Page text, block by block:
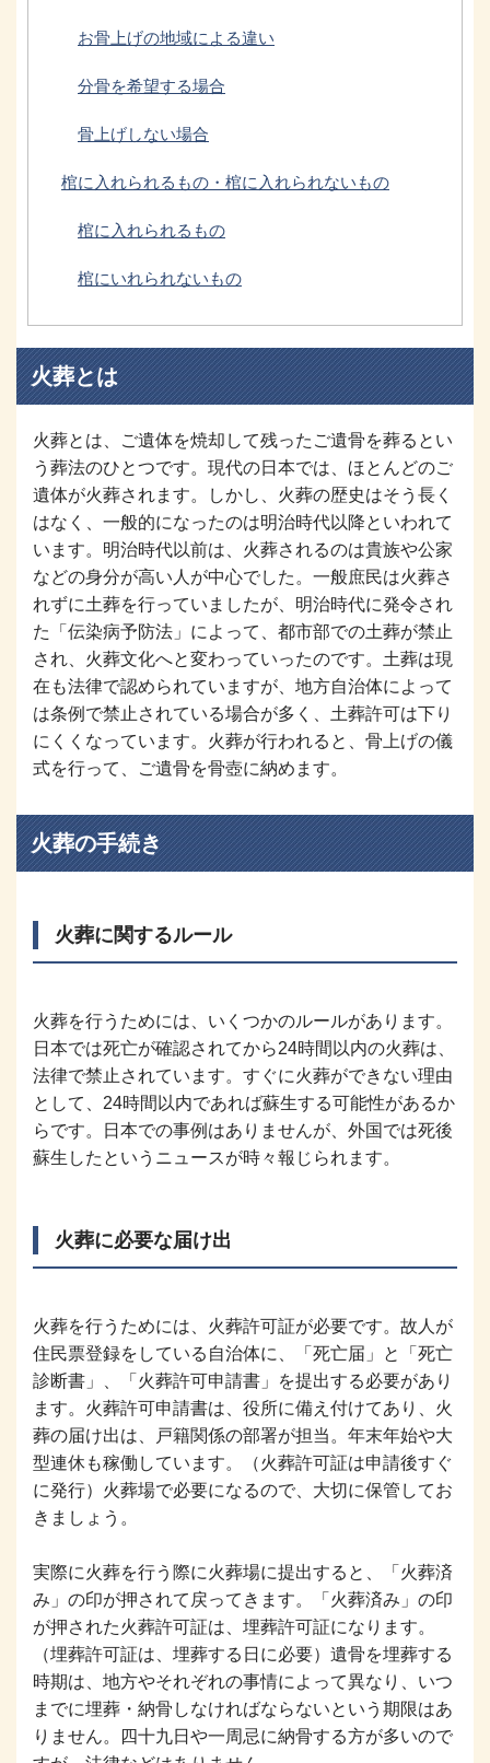
お骨上げの地域による違い
分骨を希望する場合
骨上げしない場合
棺に入れられるもの・棺に入れられないもの
棺に入れられるもの
棺にいれられないもの
火葬とは
火葬とは、ご遺体を焼却して残ったご遺骨を葬るとい
う葬法のひとつです。現代の日本では、ほとんどのご
遺体が火葬されます。しかし、火葬の歴史はそう長く
はなく、一般的になったのは明治時代以降といわれて
います。明治時代以前は、火葬されるのは貴族や公家
などの身分が高い人が中心でした。一般庶民は火葬さ
れずに土葬を行っていましたが、明治時代に発令され
た「伝染病予防法」によって、都市部での土葬が禁止
され、火葬文化へと変わっていったのです。土葬は現
在も法律で認められていますが、地方自治体によって
は条例で禁止されている場合が多く、土葬許可は下り
にくくなっています。火葬が行われると、骨上げの儀
式を行って、ご遺骨を骨壺に納めます。
火葬の手続き
火葬に関するルール
火葬を行うためには、いくつかのルールがあります。
日本では死亡が確認されてから24時間以内の火葬は、
法律で禁止されています。すぐに火葬ができない理由
として、24時間以内であれば蘇生する可能性があるか
らです。日本での事例はありませんが、外国では死後
蘇生したというニュースが時々報じられます。
火葬に必要な届け出
火葬を行うためには、火葬許可証が必要です。故人が
住民票登録をしている自治体に、「死亡届」と「死亡
診断書」、「火葬許可申請書」を提出する必要があり
ます。火葬許可申請書は、役所に備え付けてあり、火
葬の届け出は、戸籍関係の部署が担当。年末年始や大
型連休も稼働しています。（火葬許可証は申請後すぐ
に発行）火葬場で必要になるので、大切に保管してお
きましょう。
実際に火葬を行う際に火葬場に提出すると、「火葬済
み」の印が押されて戻ってきます。「火葬済み」の印
が押された火葬許可証は、埋葬許可証になります。
（埋葬許可証は、埋葬する日に必要）遺骨を埋葬する
時期は、地方やそれぞれの事情によって異なり、いつ
までに埋葬・納骨しなければならないという期限はあ
りません。四十九日や一周忌に納骨する方が多いので